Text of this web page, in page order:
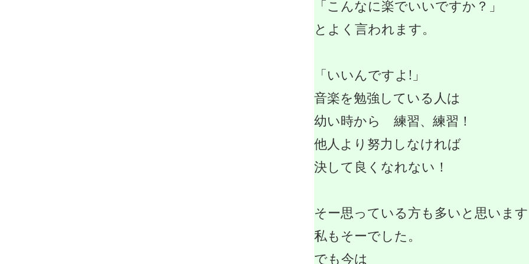
「こんなに楽でいいですか？」
とよく言われます。
「いいんですよ!」
音楽を勉強している人は
幼い時から 練習、練習！
他人より努力しなければ
決して良くなれない！
そー思っている方も多いと思いま
私もそーでした。
でも今は